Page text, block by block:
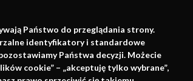
Państwo do przeglądania strony.
identyfikatory i standardowe
Państwa decyzji. Możecie
cookie” – „akceptuję tylko wybrane”,